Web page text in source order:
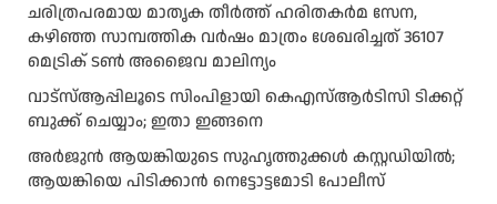
ചരിത്രപരമായ മാതൃക തീര്‍ത്ത് ഹരിതകര്‍മ സേന,
കഴിഞ്ഞ സാമ്പത്തിക വര്‍ഷം മാത്രം ശേഖരിച്ചത് 36107
മെട്രിക് ടണ്‍ അജൈവ മാലിന്യം
വാട്‌സ്ആപ്പിലൂടെ സിംപിളായി കെഎസ്ആര്‍ടിസി ടിക്കറ്റ്
ബുക്ക് ചെയ്യാം; ഇതാ ഇങ്ങനെ
അർജുൻ ആയങ്കിയുടെ സുഹൃത്തുക്കൾ കസ്റ്റഡിയിൽ;
ആയങ്കിയെ പിടിക്കാൻ നെട്ടോട്ടമോടി പോലീസ്